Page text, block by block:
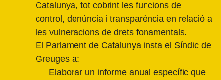
Catalunya, tot cobrint les funcions de
control, denúncia i transparència en relació a
les vulneracions de drets fonamentals.
El Parlament de Catalunya insta el Síndic de
Greuges a:
Elaborar un informe anual específic que